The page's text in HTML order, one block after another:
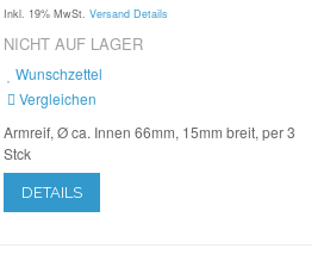
Inkl. 19% MwSt. Versand Details
NICHT AUF LAGER
Wunschzettel
Vergleichen
Armreif, Ø ca. Innen 66mm, 15mm breit, per 3
Stck
DETAILS